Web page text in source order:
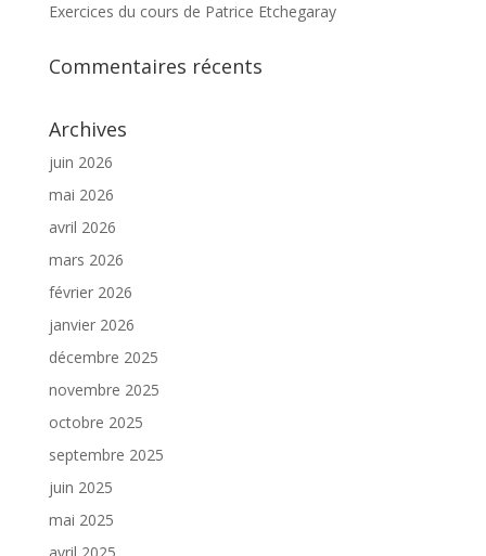
Exercices du cours de Patrice Etchegaray
Commentaires récents
Archives
juin 2026
mai 2026
avril 2026
mars 2026
février 2026
janvier 2026
décembre 2025
novembre 2025
octobre 2025
septembre 2025
juin 2025
mai 2025